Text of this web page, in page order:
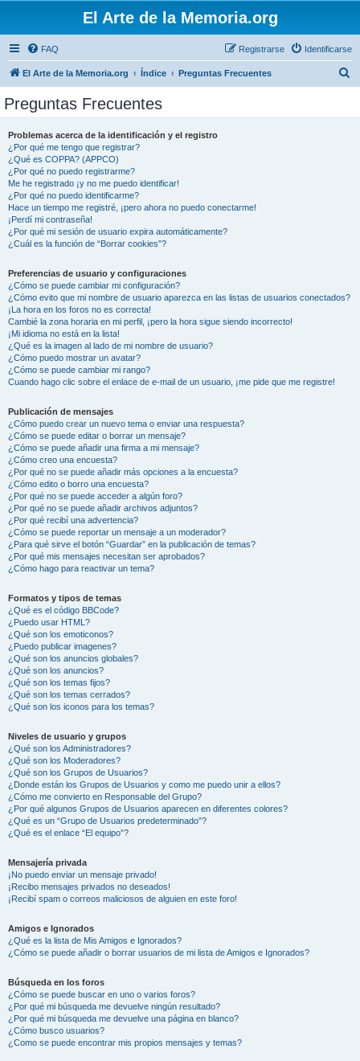
El Arte de la Memoria.org
FAQ Identificarse
Registrarse
El Arte de la Memoria.org Índice Preguntas Frecuentes
Preguntas Frecuentes
Problemas acerca de la identificación y el registro
¿Por qué me tengo que registrar?
¿Qué es COPPA? (APPCO)
¿Por qué no puedo registrarme?
Me he registrado ¡y no me puedo identificar!
¿Por qué no puedo identificarme?
Hace un tiempo me registré, ¡pero ahora no puedo conectarme!
¡Perdí mi contraseña!
¿Por qué mi sesión de usuario expira automáticamente?
¿Cuál es la función de “Borrar cookies”?
Preferencias de usuario y configuraciones
¿Cómo se puede cambiar mi configuración?
¿Cómo evito que mi nombre de usuario aparezca en las listas de usuarios conectados?
¡La hora en los foros no es correcta!
Cambié la zona horaria en mi perfil, ¡pero la hora sigue siendo incorrecto!
¡Mi idioma no está en la lista!
¿Qué es la imagen al lado de mi nombre de usuario?
¿Cómo puedo mostrar un avatar?
¿Cómo se puede cambiar mi rango?
Cuando hago clic sobre el enlace de e-mail de un usuario, ¡me pide que me registre!
Publicación de mensajes
¿Cómo puedo crear un nuevo tema o enviar una respuesta?
¿Cómo se puede editar o borrar un mensaje?
¿Cómo se puede añadir una firma a mi mensaje?
¿Cómo creo una encuesta?
¿Por qué no se puede añadir más opciones a la encuesta?
¿Cómo edito o borro una encuesta?
¿Por qué no se puede acceder a algún foro?
¿Por qué no se puede añadir archivos adjuntos?
¿Por qué recibí una advertencia?
¿Cómo se puede reportar un mensaje a un moderador?
¿Para qué sirve el botón “Guardar” en la publicación de temas?
¿Por qué mis mensajes necesitan ser aprobados?
¿Cómo hago para reactivar un tema?
Formatos y tipos de temas
¿Qué es el código BBCode?
¿Puedo usar HTML?
¿Qué son los emoticonos?
¿Puedo publicar imagenes?
¿Qué son los anuncios globales?
¿Qué son los anuncios?
¿Qué son los temas fijos?
¿Qué son los temas cerrados?
¿Qué son los iconos para los temas?
Niveles de usuario y grupos
¿Qué son los Administradores?
¿Qué son los Moderadores?
¿Qué son los Grupos de Usuarios?
¿Donde están los Grupos de Usuarios y como me puedo unir a ellos?
¿Cómo me convierto en Responsable del Grupo?
¿Por qué algunos Grupos de Usuarios aparecen en diferentes colores?
¿Qué es un “Grupo de Usuarios predeterminado”?
¿Qué es el enlace “El equipo”?
Mensajería privada
¡No puedo enviar un mensaje privado!
¡Recibo mensajes privados no deseados!
¡Recibí spam o correos maliciosos de alguien en este foro!
Amigos e Ignorados
¿Qué es la lista de Mis Amigos e Ignorados?
¿Cómo se puede añadir o borrar usuarios de mi lista de Amigos e Ignorados?
Búsqueda en los foros
¿Cómo se puede buscar en uno o varios foros?
¿Por qué mi búsqueda me devuelve ningún resultado?
¿Por qué mi búsqueda me devuelve una página en blanco?
¿Cómo busco usuarios?
¿Como se puede encontrar mis propios mensajes y temas?